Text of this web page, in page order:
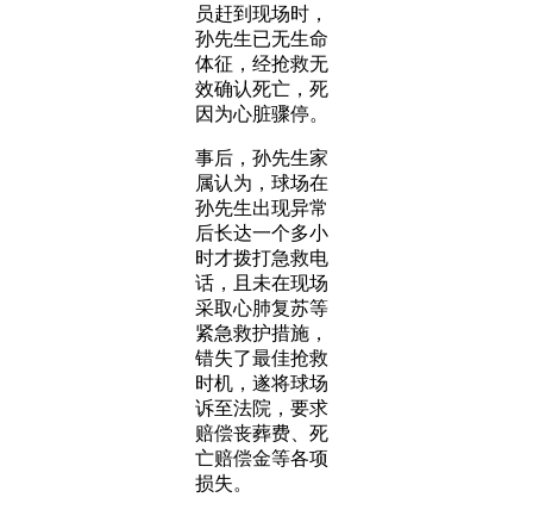
员赶到现场时，
孙先生已无生命
体征，经抢救无
效确认死亡，死
因为心脏骤停。
事后，孙先生家
属认为，球场在
孙先生出现异常
后长达一个多小
时才拨打急救电
话，且未在现场
采取心肺复苏等
紧急救护措施，
错失了最佳抢救
时机，遂将球场
诉至法院，要求
赔偿丧葬费、死
亡赔偿金等各项
损失。